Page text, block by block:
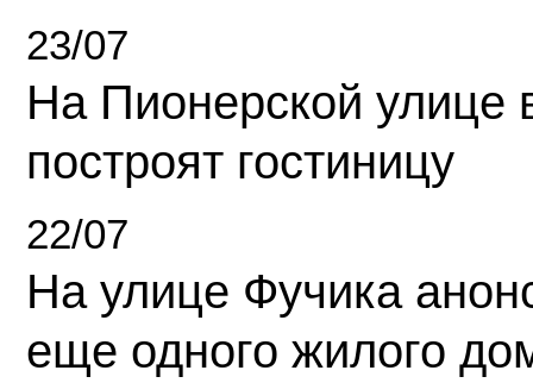
23/07
На Пионерской улице
построят гостиницу
22/07
На улице Фучика
еще одного жилого